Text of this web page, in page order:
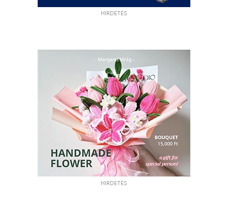
HIRDETÉS
HIRDETÉS